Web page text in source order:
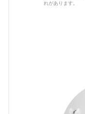
れがあります。